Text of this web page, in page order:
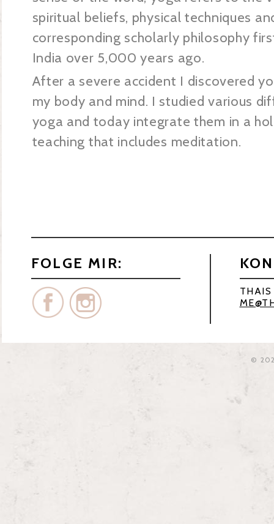
spiritual beliefs, physical techniques
corresponding scholarly philosophy
India over 5,000 years ago.
After a severe accident I discovered
my body and mind. I studied various
yoga and today integrate them in a
teaching that includes meditation.
FOLGE MIR:
©